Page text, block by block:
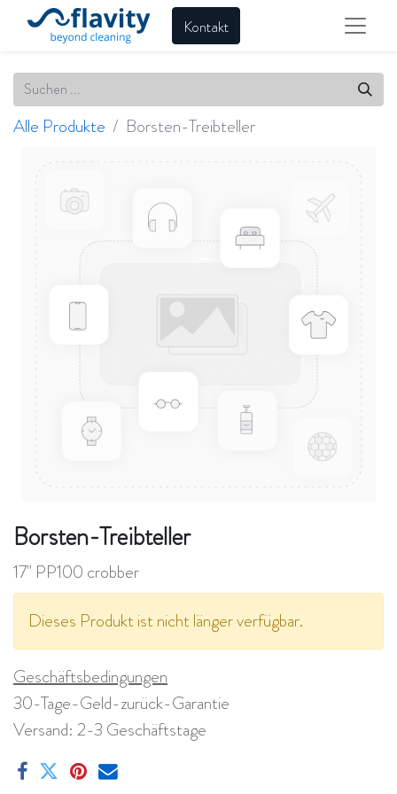
Kontakt
Alle Produkte Borsten-Treibteller
Borsten-Treibteller
17" PP100 crobber
Dieses Produkt ist nicht länger verfügbar.
Geschäftsbedingungen
30-Tage-Geld-zurück-Garantie
Versand: 2-3 Geschäftstage